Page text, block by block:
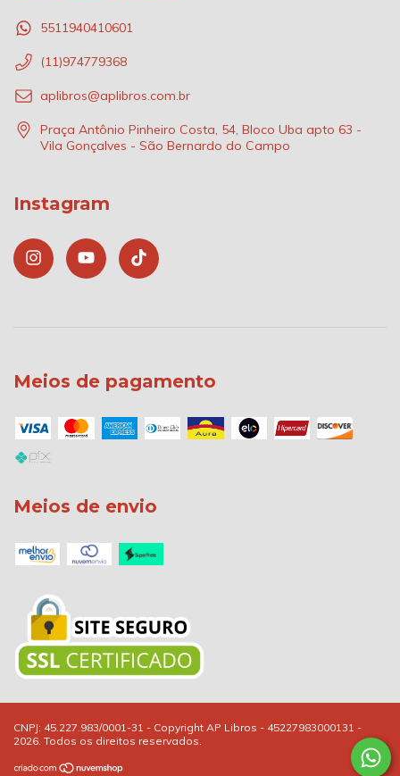
5511940410601
(11)974779368
aplibros@aplibros.com.br
Praça Antônio Pinheiro Costa, 54, Bloco Uba apto 63 -
Vila Gonçalves - São Bernardo do Campo
Instagram
Meios de pagamento
Meios de envio
Copyright AP Libros - 45227983000131 -
2026. Todos os direitos reservados.